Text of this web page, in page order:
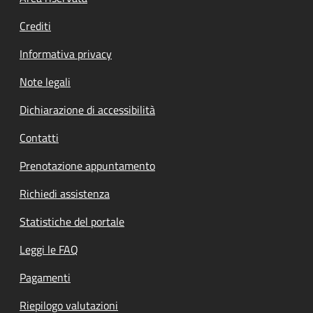
Crediti
Informativa privacy
Note legali
Dichiarazione di accessibilità
Contatti
Prenotazione appuntamento
Richiedi assistenza
Statistiche del portale
Leggi le FAQ
Pagamenti
Riepilogo valutazioni